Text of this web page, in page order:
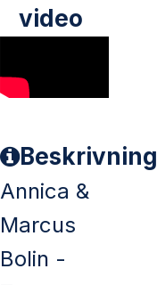
video
Beskrivning
Annica &
Marcus
Bolin -